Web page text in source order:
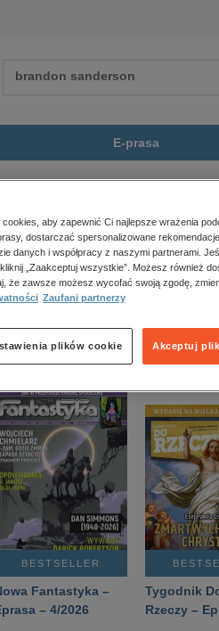
E-prasa
społeczno-informacyjne
naukowe
(wersja ekskluzywna)” nie jest dostępny.
BESTSELLER
Fantastyka –
– 4/2026
Tygodnik
Rzeczy –
aby zapewnić Ci najlepsze wrażenia
dostarczać spersonalizowane
danych i współpracy z naszymi partnerami.
„Zaakceptuj wszystkie”. Możesz również
że zawsze możesz wycofać swoją zgodę,
Zaufani partnerzy
Akceptuj
plików cookie